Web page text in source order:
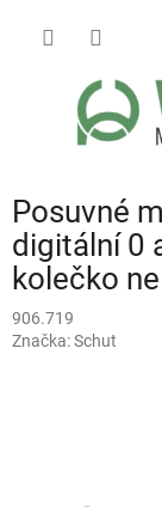
Posuvné
digitální 0
kolečko ne
906.719
Značka:Schut